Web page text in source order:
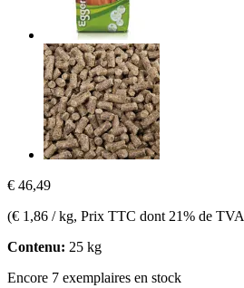
€ 46,49
(€ 1,86 / kg, Prix TTC dont 21% de TVA
Contenu: 25 kg
Encore 7 exemplaires en stock